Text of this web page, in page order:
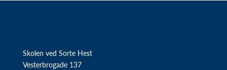
Skolen ved Sorte Hest
Vesterbrogade 137